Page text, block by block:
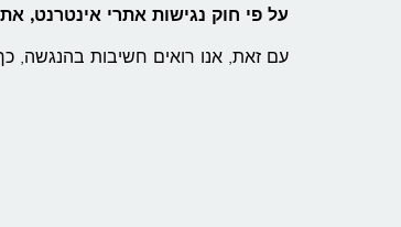
על פי חוק נגישות אתרי אינטרנט,
עם זאת, אנו רואים חשיבות בהנגשה,